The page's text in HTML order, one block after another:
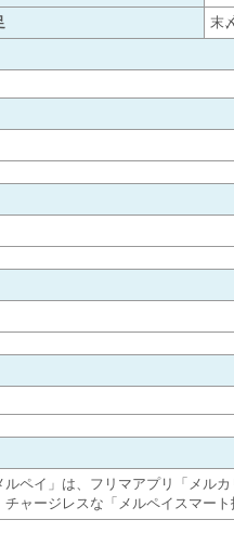
末
ルペイ」は、フリマアプリ「メル
チャージレスな「メルペイスマー